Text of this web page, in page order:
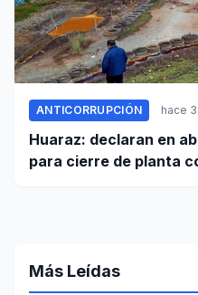
ANTICORRUPCIÓN hace
Huaraz: declaran en
para cierre de planta
Más Leídas